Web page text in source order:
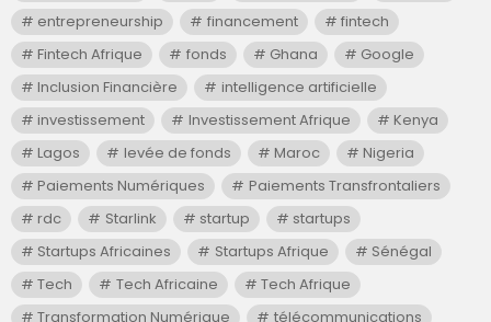
entrepreneurship
financement
fintech
Fintech Afrique
fonds Ghana
Google
Inclusion Financière
intelligence artificielle
investissement
Investissement Afrique
Kenya
Lagos
levée de fonds Maroc
Nigeria
Paiements Numériques
Paiements Transfrontaliers
rdc
Starlink startup
startups
Startups Africaines
Startups Afrique
Sénégal
Tech
Tech Africaine
Tech Afrique
Transformation Numérique
télécommunications